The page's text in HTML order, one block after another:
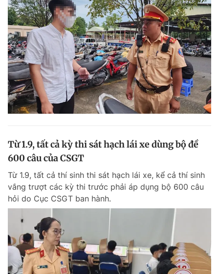
Từ 1.9, tất cả kỳ thi sát hạch lái xe dùng bộ đề
600 câu của CSGT
Từ 1.9, tất cả thí sinh thi sát hạch lái xe, kể cả thí sinh
vắng trượt các kỳ thi trước phải áp dụng bộ 600 câu
hỏi do Cục CSGT ban hành.